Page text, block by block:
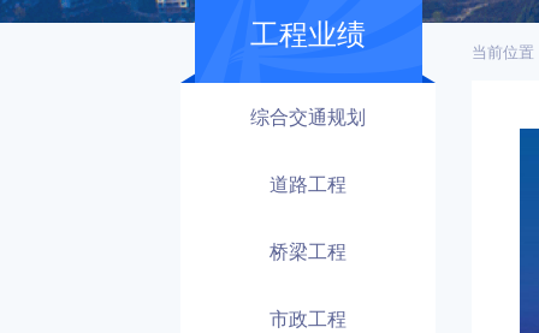
工程业绩
综合交通规划
道路工程
桥梁工程
市政工程
当前位